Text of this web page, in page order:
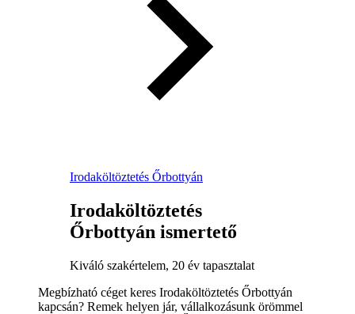
Irodaköltöztetés Őrbottyán
Irodaköltöztetés
Őrbottyán ismertető
Kiváló szakértelem, 20 év tapasztalat
Megbízható céget keres Irodaköltöztetés Őrbottyán
kapcsán? Remek helyen jár, vállalkozásunk örömmel